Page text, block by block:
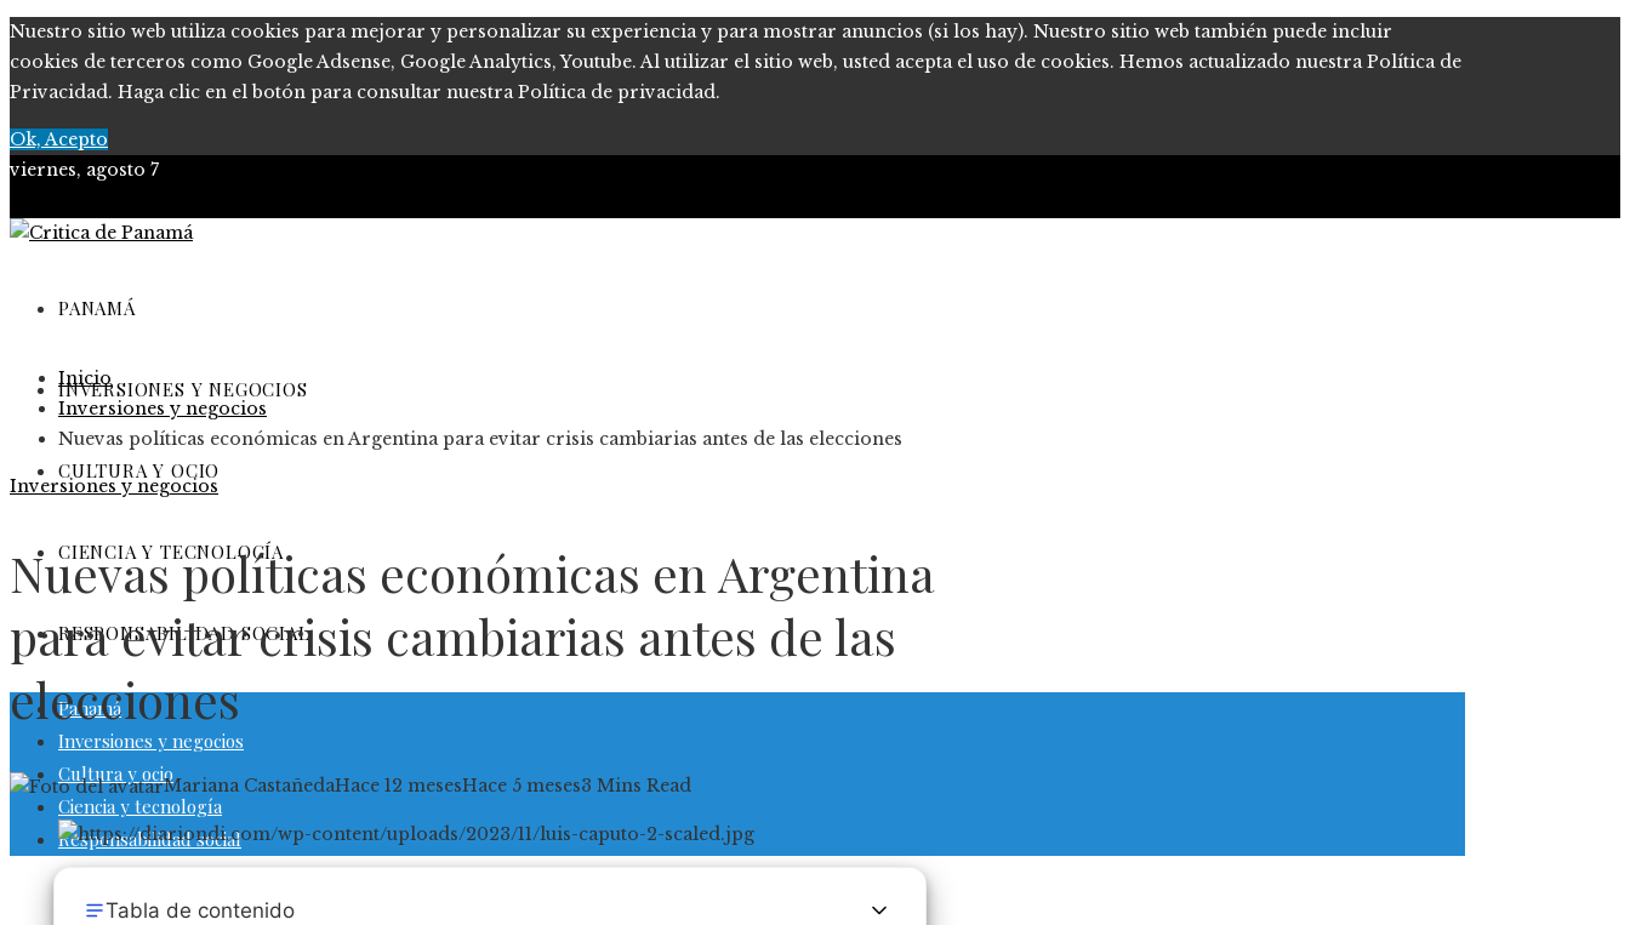
Nuestro sitio web utiliza cookies para mejorar y personalizar su experiencia y para mostrar anuncios (si los hay). Nuestro sitio web también puede incluir
cookies de terceros como Google Adsense, Google Analytics, Youtube. Al utilizar el sitio web, usted acepta el uso de cookies. Hemos actualizado nuestra Política de
Privacidad. Haga clic en el botón para consultar nuestra Política de privacidad.
Ok, Acepto
viernes, agosto 7
PANAMÁ
INVERSIONES Y NEGOCIOS
CULTURA Y OCIO
CIENCIA Y TECNOLOGÍA
RESPONSABILIDAD SOCIAL
Panamá
Inversiones y negocios
Cultura y ocio
Ciencia y tecnología
Responsabilidad social
Inicio
Inversiones y negocios
Nuevas políticas económicas en Argentina para evitar crisis cambiarias antes de las elecciones
Inversiones y negocios
Nuevas políticas económicas en Argentina
para evitar crisis cambiarias antes de las
elecciones
Mariana CastañedaHace 12 mesesHace 5 meses3 Mins Read
Tabla de contenido